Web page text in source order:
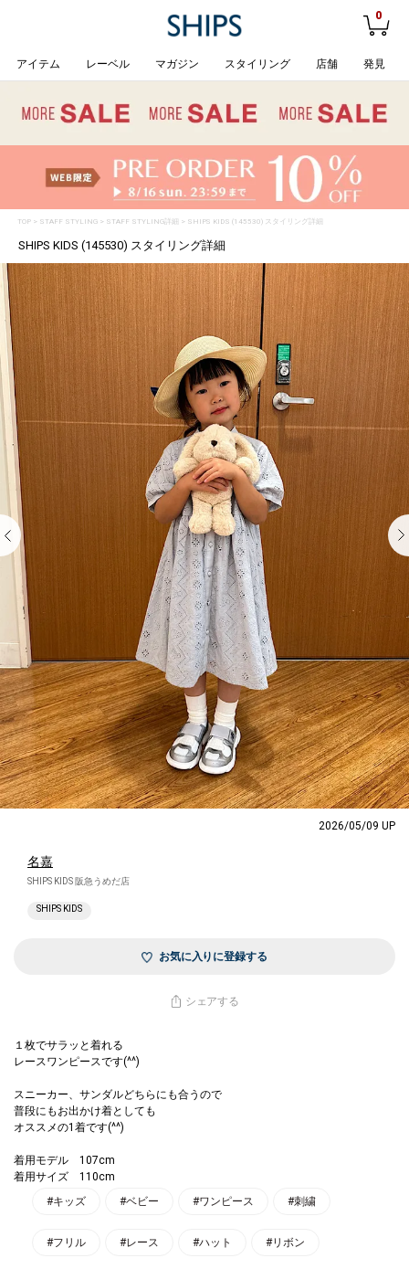
0
アイテム レーベル マガジン スタイリング 店舗 発見
TOP> STAFF STYLING> STAFF STYLING詳細 > SHIPS KIDS (145530) スタイリング詳細
SHIPS KIDS (145530) スタイリング詳細
2026/05/09 UP
名嘉
SHIPS KIDS 阪急うめだ店
SHIPS KIDS
お気に入りに登録する
シェアする
１枚でサラッと着れる
レースワンピースです(^^)
スニーカー、サンダルどちらにも合うので
普段にもお出かけ着としても
オススメの1着です(^^)
着用モデル 107cm
着用サイズ 110cm
#キッズ
#ベビー #ワンピース #刺繍
#フリル #レース #ハット #リボン